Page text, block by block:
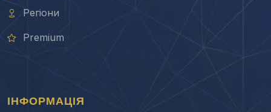
Регіони
Premium
ІНФОРМАЦІЯ